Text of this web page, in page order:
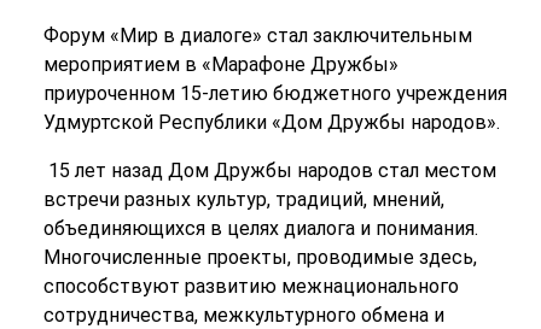
Форум «Мир в диалоге» стал заключительным
мероприятием в «Марафоне Дружбы»
приуроченном 15-летию бюджетного учреждения
Удмуртской Республики «Дом Дружбы народов».
15 лет назад Дом Дружбы народов стал местом
встречи разных культур, традиций, мнений,
объединяющихся в целях диалога и понимания.
Многочисленные проекты, проводимые здесь,
способствуют развитию межнационального
сотрудничества, межкультурного обмена и